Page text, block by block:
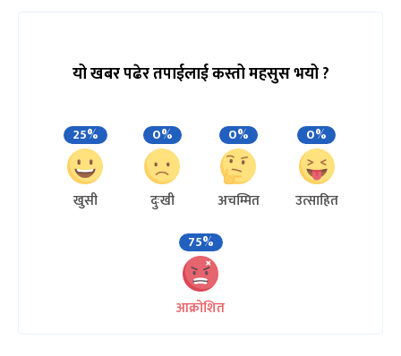
यो खबर पढेर तपाईलाई कस्तो महसुस भयो ?
25%
खुसी
0%
दुःखी
0%
अचम्मित
0%
उत्साहित
75%
आक्रोशित